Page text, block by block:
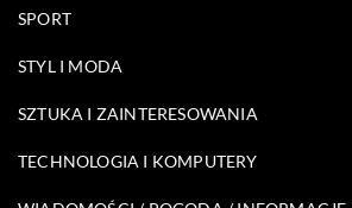
SPORT
STYL I MODA
SZTUKA I ZAINTERESOWANIA
TECHNOLOGIA I KOMPUTERY